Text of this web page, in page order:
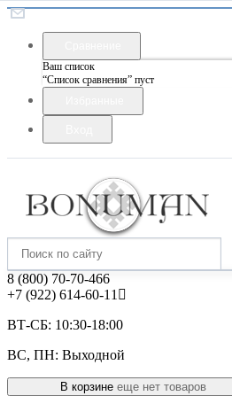
Ваш список
“Список сравнения” пуст
8 (800) 70-70-466
+7 (922) 614-60-11
ВТ-СБ: 10:30-18:00
ВС, ПН: Выходной
В корзине еще нет товаров